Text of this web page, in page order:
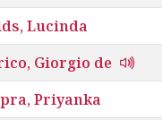
Lucinda
Giorgio de
Priyanka